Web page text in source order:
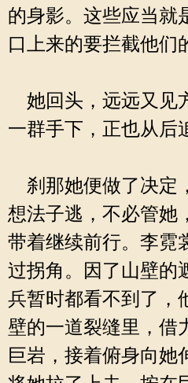
的身影。这些应当就
口上来的要拦截他们
她回头，远远又见
一群手下，正也从后
刹那她便做了决定
想法子逃，不必管她
带着继续前行。李霓
过拐角。因了山壁的
兵暂时都看不到了，
壁的一道裂缝里，借
巨岩，接着俯身向她